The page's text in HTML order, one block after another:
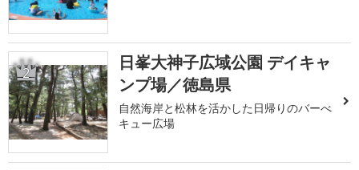
2
日峯大神子広域公園 デイキャ
ンプ場／徳島県
自然海岸と松林を活かした日帰りのバーべ
キュー広場